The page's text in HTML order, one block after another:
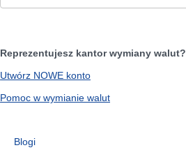
Reprezentujesz kantor wymiany walut?
Utwórz NOWE konto
Pomoc w wymianie walut
Blogi